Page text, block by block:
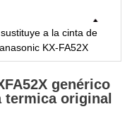
a la cinta de
KX-FA52X
genérico
termica original